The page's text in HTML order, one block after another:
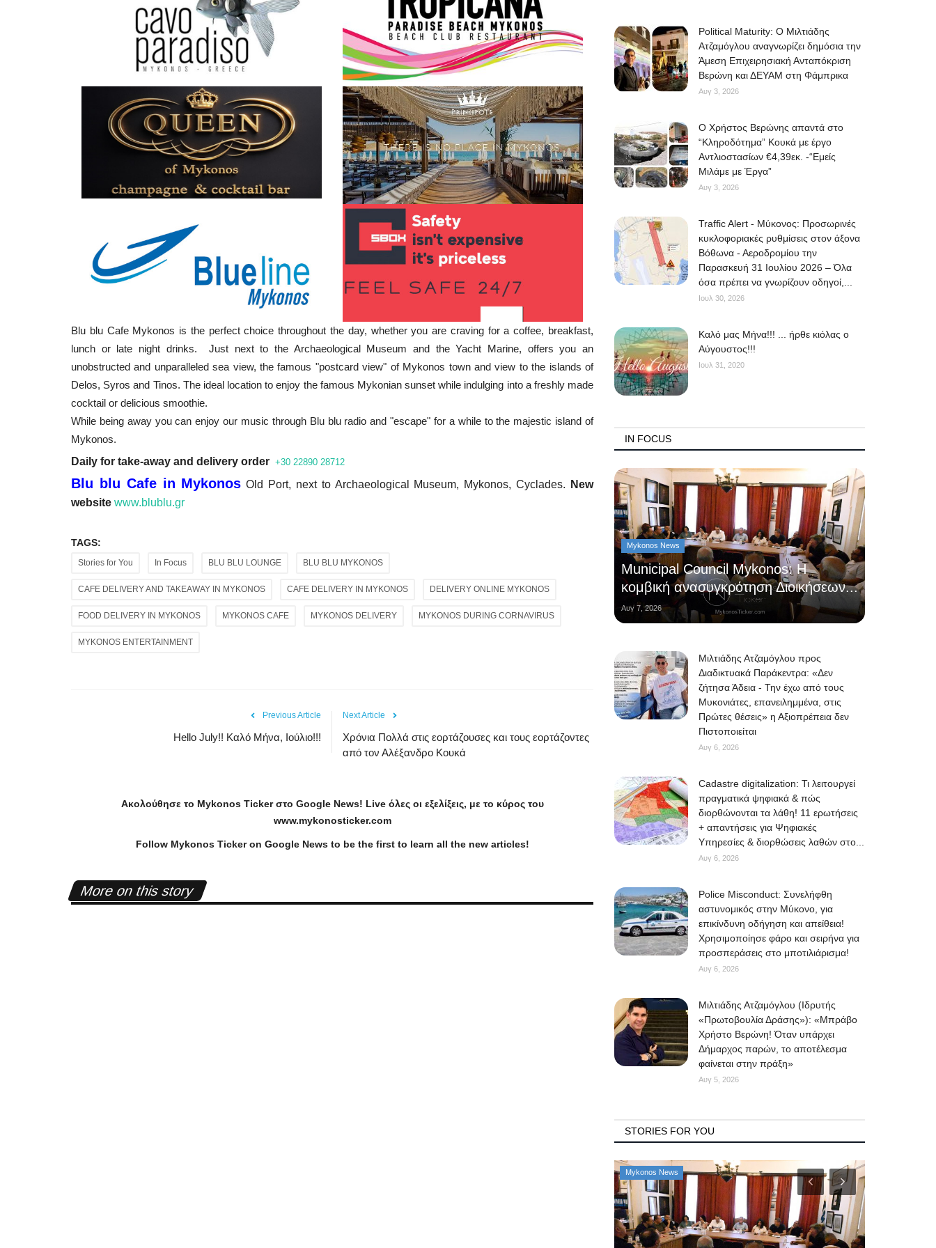
Blu blu Cafe Mykonos is the perfect choice throughout the day, whether you are craving for a coffee, breakfast,
lunch or late night drinks. Just next to the Archaeological Museum and the Yacht Marine, offers you an
unobstructed and unparalleled sea view, the famous "postcard view" of Mykonos town and view to the islands of
Delos, Syros and Tinos. The ideal location to enjoy the famous Mykonian sunset while indulging into a freshly made
cocktail or delicious smoothie.
While being away you can enjoy our music through Blu blu radio and "escape" for a while to the majestic island of
Mykonos.
Daily for take-away and delivery order +30 22890 28712
Blu blu Cafe in Mykonos Old Port, next to Archaeological Museum, Mykonos, Cyclades.
New
website www.blublu.gr
TAGS:
Stories for You In Focus BLU BLU LOUNGE BLU BLU MYKONOS
CAFE DELIVERY AND TAKEAWAY IN MYKONOS CAFE DELIVERY IN MYKONOS DELIVERY ONLINE MYKONOS
FOOD DELIVERY IN MYKONOS MYKONOS CAFE MYKONOS DELIVERY MYKONOS DURING CORNAVIRUS
MYKONOS ENTERTAINMENT
Previous Article
Hello July!! Καλό Μήνα, Ιούλιο!!!
Next Article
Χρόνια Πολλά στις εορτάζουσες και τους εορτάζοντες
από τον Αλέξανδρο Κουκά
Ακολούθησε το Mykonos Tickerστο Google News! Liveόλες οι εξελίξεις, με το κύρος του
www.mykonosticker.com
Follow Mykonos Ticker on Google Newsto be the first to learn all the new articles!
More on this story
Political Maturity: Ο Μιλτιάδης
Ατζαμόγλου αναγνωρίζει δημόσια την
Άμεση Επιχειρησιακή Ανταπόκριση
Βερώνη και ΔΕΥΑΜ στη Φάμπρικα
Αυγ 3, 2026
O Χρήστος Βερώνης απαντά στο
“Κληροδότημα” Κουκά με έργο
Αντλιοστασίων €4,39εκ. -“Εμείς
Μιλάμε με Έργα”
Αυγ 3, 2026
Traffic Alert - Μύκονος: Προσωρινές
κυκλοφοριακές ρυθμίσεις στον άξονα
Βόθωνα - Αεροδρομίου την
Παρασκευή 31 Ιουλίου 2026 – Όλα
όσα πρέπει να γνωρίζουν οδηγοί,...
Ιουλ 30, 2026
Kαλό μας Μήνα!!! ... ήρθε κιόλας ο
Αύγουστος!!!
Ιουλ 31, 2020
IN FOCUS
Mykonos News
Municipal Council Mykonos: Η
κομβική ανασυγκρότηση Διοικήσεων...
Αυγ 7, 2026
Μιλτιάδης Ατζαμόγλου προς
Διαδικτυακά Παράκεντρα: «Δεν
ζήτησα Άδεια - Την έχω από τους
Μυκονιάτες, επανειλημμένα, στις
Πρώτες θέσεις» η Αξιοπρέπεια δεν
Πιστοποιείται
Αυγ 6, 2026
Cadastre digitalization: Τι λειτουργεί
πραγματικά ψηφιακά & πώς
διορθώνονται τα λάθη! 11 ερωτήσεις
+ απαντήσεις για Ψηφιακές
Υπηρεσίες & διορθώσεις λαθών στο...
Αυγ 6, 2026
Police Misconduct: Συνελήφθη
αστυνομικός στην Μύκονο, για
επικίνδυνη οδήγηση και απείθεια!
Χρησιμοποίησε φάρο και σειρήνα για
προσπεράσεις στο μποτιλιάρισμα!
Αυγ 6, 2026
Μιλτιάδης Ατζαμόγλου (Ιδρυτής
«Πρωτοβουλία Δράσης»): «Μπράβο
Χρήστο Βερώνη! Όταν υπάρχει
Δήμαρχος παρών, το αποτέλεσμα
φαίνεται στην πράξη»
Αυγ 5, 2026
STORIES FOR YOU
Mykonos News